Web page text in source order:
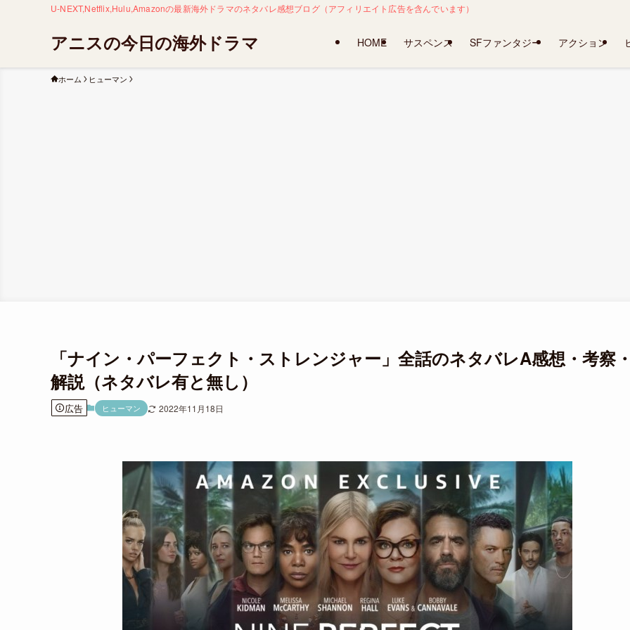
U-NEXT,Netflix,Hulu,Amazonの最新海外ドラマのネタバレ感想ブログ（アフィリエイト広告を含んでいます）
アニスの今日の海外ドラマ HOME サスペンス SFファンタジー アクション
ホーム ヒューマン
「ナイン・パーフェクト・ストレンジャー」全話のネタバレA感想・考察
解説（ネタバレ有と無し）
広告 ヒューマン 2022年11月18日